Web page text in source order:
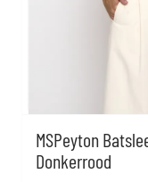
MSPeyton
Donkerrood